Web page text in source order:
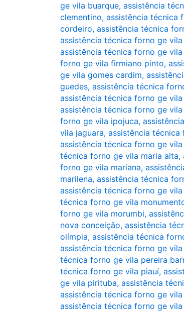
ge vila buarque, assistência
clementino, assistência técnica
cordeiro, assistência técnica
assistência técnica forno ge
assistência técnica forno ge
forno ge vila firmiano pinto,
ge vila gomes cardim,
guedes, assistência técnica
assistência técnica forno ge
assistência técnica forno ge vila
forno ge vila ipojuca,
vila jaguara, assistência
assistência técnica forno ge vila
técnica forno ge vila maria alta,
forno ge vila mariana,
marilena, assistência técnica
assistência técnica forno ge
técnica forno ge vila
forno ge vila morumbi,
nova conceição, assistência
olímpia, assistência técnica
assistência técnica forno ge
técnica forno ge vila pereira
técnica forno ge vila piauí,
ge vila pirituba, assistência
assistência técnica forno ge
assistência técnica forno ge